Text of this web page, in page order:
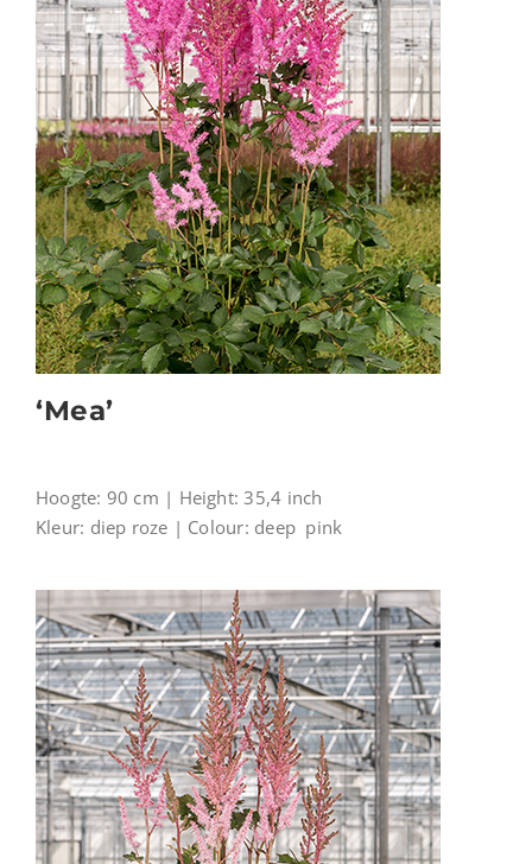
‘Mea’
Hoogte: 90 cm | Height: 35,4 inch
Kleur: diep roze | Colour: deep pink